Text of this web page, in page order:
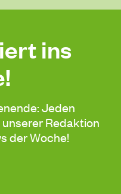
ins
Jeden
Redaktion
der Woche!